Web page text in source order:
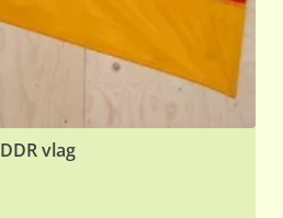
DDR vlag